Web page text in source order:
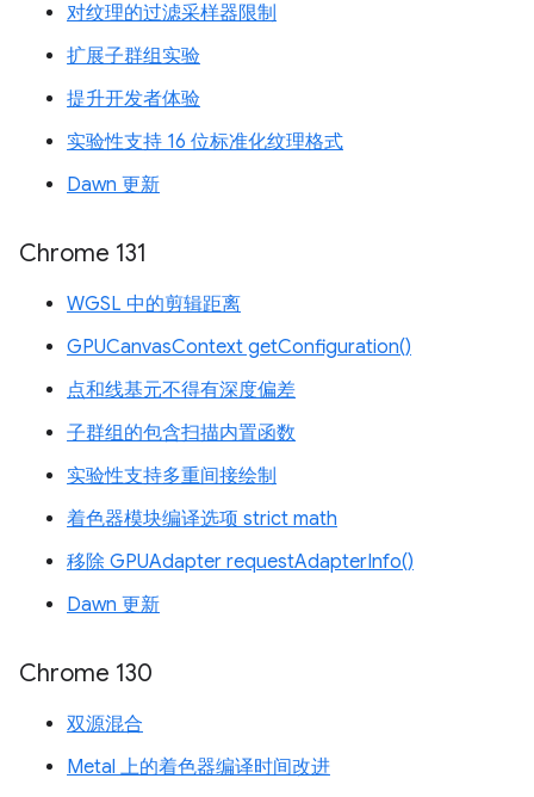
对纹理的过滤采样器限制
扩展子群组实验
提升开发者体验
实验性支持 16 位标准化纹理格式
Dawn 更新
Chrome 131
WGSL 中的剪辑距离
GPUCanvasContext getConfiguration()
点和线基元不得有深度偏差
子群组的包含扫描内置函数
实验性支持多重间接绘制
着色器模块编译选项 strict math
移除 GPUAdapter requestAdapterInfo()
Dawn 更新
Chrome 130
双源混合
Metal 上的着色器编译时间改进